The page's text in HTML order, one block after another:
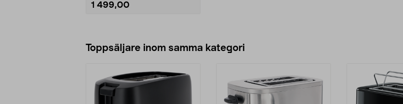
1 499,00
Toppsäljare inom samma kategori